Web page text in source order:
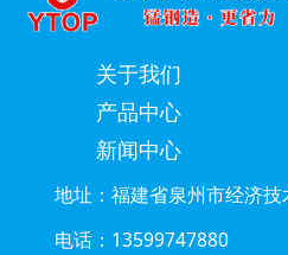
关于我们
产品中心
新闻中心
地址：福建省泉州市经济
电话：13599747880